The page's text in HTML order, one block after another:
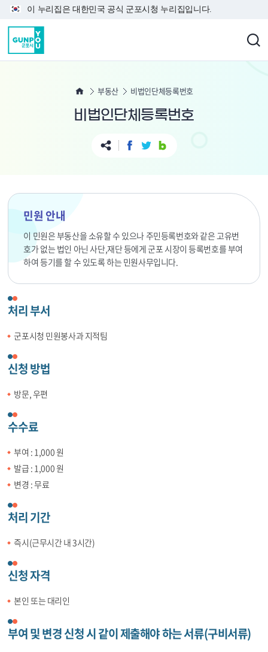
본문 바로가기
이 누리집은 대한민국 공식 군포시청 누리집입니다.
부동산 비법인단체등록번호
비법인단체등록번호
민원 안내
이 민원은 부동산을 소유할 수 있으나 주민등록번호와 같은 고유번
호가 없는 법인 아닌 사단,재단 등에게 군포 시장이 등록번호를 부여
하여 등기를 할 수 있도록 하는 민원사무입니다.
처리 부서
군포시청 민원봉사과 지적팀
신청 방법
방문, 우편
수수료
부여 : 1,000 원
발급 : 1,000 원
변경 : 무료
처리 기간
즉시(근무시간 내 3시간)
신청 자격
본인 또는 대리인
부여 및 변경 신청 시 같이 제출해야 하는 서류(구비서류)